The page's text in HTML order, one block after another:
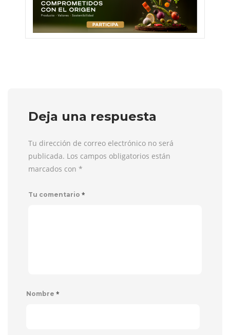
Deja una respuesta
Tu dirección de correo electrónico no será
publicada. Los campos obligatorios están
marcados con *
Tu comentario *
Nombre *